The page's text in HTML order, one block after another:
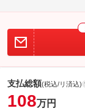
支払総額(税込/リ済込)
108万円